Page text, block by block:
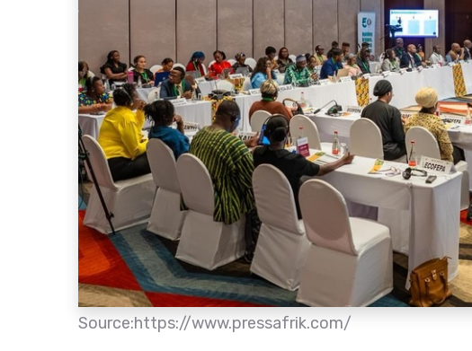
Source:https://www.pressafrik.com/